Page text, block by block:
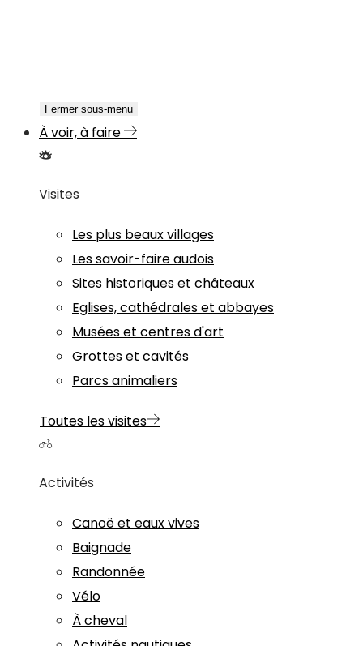
Fermer sous-menu
À voir, à faire
Visites
Les plus beaux villages
Les savoir-faire audois
Sites historiques et châteaux
Eglises, cathédrales et abbayes
Musées et centres d'art
Grottes et cavités
Parcs animaliers
Toutes les visites
Activités
Canoë et eaux vives
Baignade
Randonnée
Vélo
À cheval